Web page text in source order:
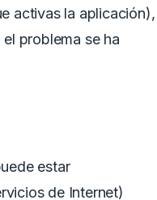
activas la aplicación),
problema se ha
estar
de Internet)